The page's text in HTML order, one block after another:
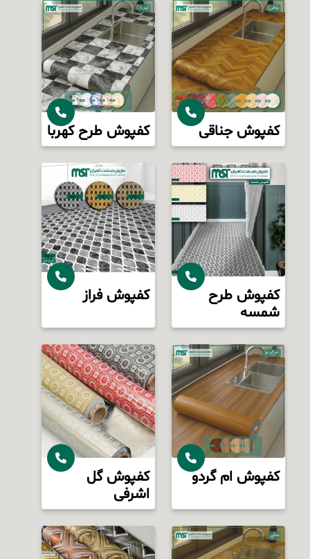
کفپوش جناقی کفپوش طرح کهربا
کفپوش طرح
شمسه
کفپوش فراز
کفپوش ام گردو
کفپوش گل
اشرفی